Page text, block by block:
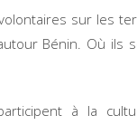
sur les
Bénin. Où ils
à la